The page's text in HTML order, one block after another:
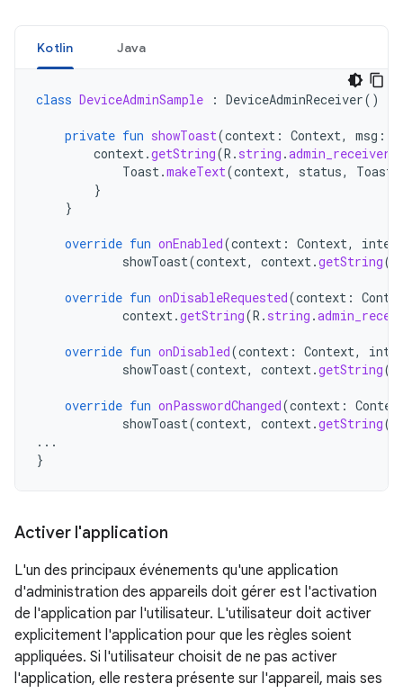
Kotlin Java
class DeviceAdminSample : DeviceAdminReceiver()
private fun showToast(context : Context, msg :
context.getString(R . string .
Toast.makeText(context, status, Toast
}
}
override fun onEnabled(context : Context,
showToast(context, context.getString(
override fun onDisableRequested(context :
context.getString(R . string .
override fun onDisabled(context : Context,
showToast(context, context.getString(
override fun onPasswordChanged(context :
showToast(context, context.getString(
...
}
Activer l'application
L'un des principaux événements qu'une application
d'administration des appareils doit gérer est l'activation
de l'application par l'utilisateur. L'utilisateur doit activer
explicitement l'application pour que les règles soient
appliquées. Si l'utilisateur choisit de ne pas activer
l'application, elle restera présente sur l'appareil, mais ses